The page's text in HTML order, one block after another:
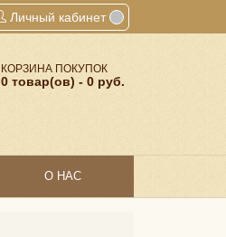
Личный кабинет
КОРЗИНА ПОКУПОК
0 товар(ов) - 0 руб.
О НАС